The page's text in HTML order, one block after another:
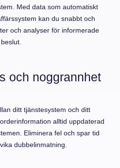
Med data som automatiskt
kan du snabbt och
och analyser för informerade
beslut.
och noggrannhet
ditt tjänstesystem och ditt
alltid uppdaterad
Eliminera fel och spar tid
dubbelinmatning.